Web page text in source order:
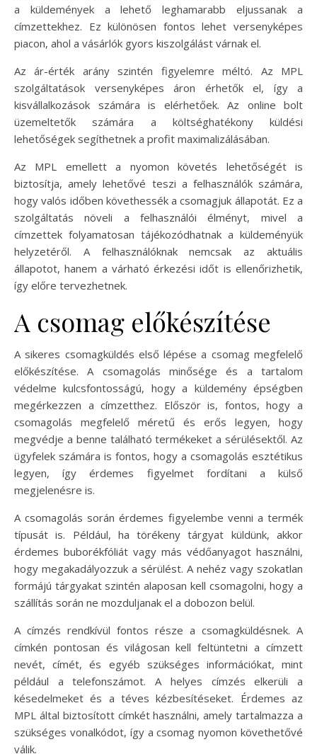
a küldemények a lehető leghamarabb eljussanak a
címzettekhez. Ez különösen fontos lehet versenyképes
piacon, ahol a vásárlók gyors kiszolgálást várnak el.
Az ár-érték arány szintén figyelemre méltó. Az MPL
szolgáltatások versenyképes áron érhetők el, így a
kisvállalkozások számára is elérhetőek. Az online bolt
üzemeltetők számára a költséghatékony küldési
lehetőségek segíthetnek a profit maximalizálásában.
Az MPL emellett a nyomon követés lehetőségét is
biztosítja, amely lehetővé teszi a felhasználók számára,
hogy valós időben követhessék a csomagjuk állapotát. Ez a
szolgáltatás növeli a felhasználói élményt, mivel a
címzettek folyamatosan tájékozódhatnak a küldeményük
helyzetéről. A felhasználóknak nemcsak az aktuális
állapotot, hanem a várható érkezési időt is ellenőrizhetik,
így előre tervezhetnek.
A csomag előkészítése
A sikeres csomagküldés első lépése a csomag megfelelő
előkészítése. A csomagolás minősége és a tartalom
védelme kulcsfontosságú, hogy a küldemény épségben
megérkezzen a címzetthez. Először is, fontos, hogy a
csomagolás megfelelő méretű és erős legyen, hogy
megvédje a benne található termékeket a sérülésektől. Az
ügyfelek számára is fontos, hogy a csomagolás esztétikus
legyen, így érdemes figyelmet fordítani a külső
megjelenésre is.
A csomagolás során érdemes figyelembe venni a termék
típusát is. Például, ha törékeny tárgyat küldünk, akkor
érdemes buborékfóliát vagy más védőanyagot használni,
hogy megakadályozzuk a sérülést. A nehéz vagy szokatlan
formájú tárgyakat szintén alaposan kell csomagolni, hogy a
szállítás során ne mozduljanak el a dobozon belül.
A címzés rendkívül fontos része a csomagküldésnek. A
címkén pontosan és világosan kell feltüntetni a címzett
nevét, címét, és egyéb szükséges információkat, mint
például a telefonszámot. A helyes címzés elkerüli a
késedelmeket és a téves kézbesítéseket. Érdemes az
MPL által biztosított címkét használni, amely tartalmazza a
szükséges vonalkódot, így a csomag nyomon követhetővé
válik.